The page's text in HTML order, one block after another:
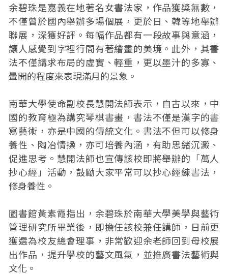
余碧珠是嘉義在地著名女書法家，作品獲獎無數，
不僅曾於國內舉辦多場個展，更於日、韓等地舉辦
聯展，深獲好評。每幅作品都有一段故事與意涵，
讓人感覺到字裡行間有著繪畫的美境。此外，其書
法不僅講求布局的虛實、輕重，更以墨汁的多寡、
暈開的程度來表現滿月的景象。
南華大學使命副校長慧開法師表示，自古以來，中
國的教育極為講究琴棋書畫，書法不僅是漢字的書
寫藝術，亦是中國的傳統文化。書法不但可以修身
養性、陶冶情操，亦可培養內涵，有助思緒沉澱、
促進思考。慧開法師也宣傳該校即將舉辦的「萬人
抄心經」活動，鼓勵大家平常可以抄心經練書法，
修身養性。
圖書館黃素霞指出，余碧珠於南華大學美學與藝術
管理研究所畢業後，即擔任該校兼任講師，日前更
獲選為校友總會理事，非常歡迎余老師回到母校展
出作品，提升學校的藝文風氣，並推廣書法藝術與
文化。